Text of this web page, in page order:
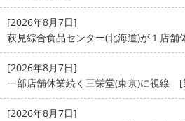
[2026年8月7日]
萩見綜合食品センター(北海道)が１店
[2026年8月7日]
一部店舗休業続く三栄堂(東京)に視線 [
[2026年8月7日]